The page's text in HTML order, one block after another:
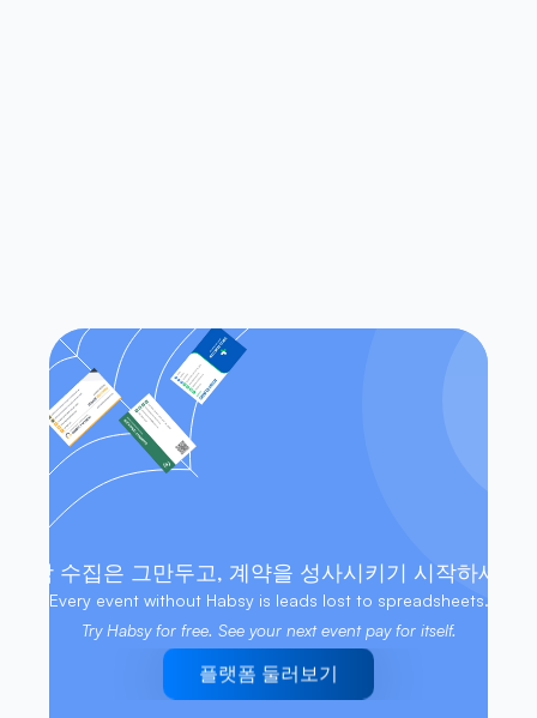
할 수 있나요?
명함 수집은 그만두고, 계약을 성사시키기 시작하세요.
Try Habsy for free. See your next event pay for itself.
플랫폼 둘러보기